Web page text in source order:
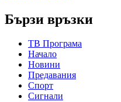
Бързи връзки
ТВ Програма
Начало
Новини
Предавания
Спорт
Сигнали